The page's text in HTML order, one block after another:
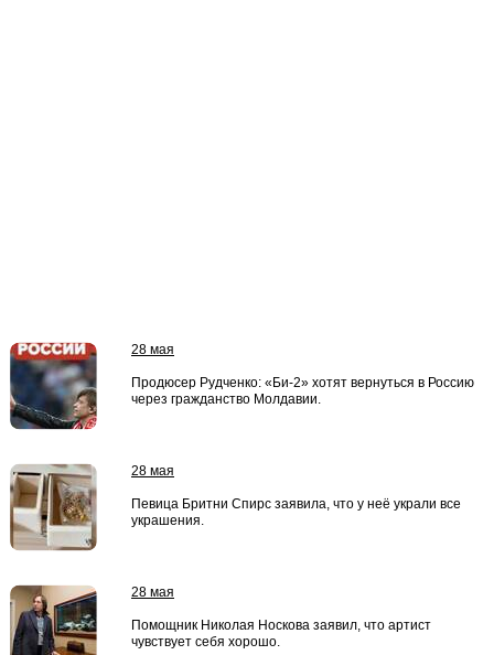
28 мая
Продюсер Рудченко: «Би-2» хотят вернуться в Россию
через гражданство Молдавии.
28 мая
Певица Бритни Спирс заявила, что у неё украли все
украшения.
28 мая
Помощник Николая Носкова заявил, что артист
чувствует себя хорошо.